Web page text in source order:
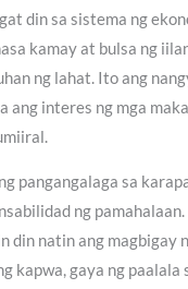
din sa sistema ng
kamay at bulsa ng
ng lahat. Ito ang
ang interes ng mga
pangangalaga sa
ng
din natin ang magbigay
kapwa, gaya ng paalala